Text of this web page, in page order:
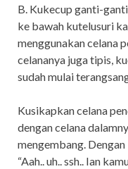
B. Kukecup ganti-
ke bawah kutelusuri
menggunakan celana
celananya juga tipis,
sudah mulai
Kusikapkan celana
dengan celana
mengembang.
“Aah.. uh.. ssh.. Ian